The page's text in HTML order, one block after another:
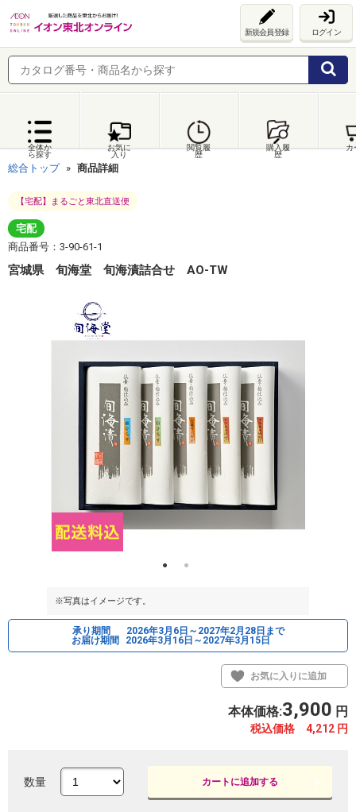
新規会員登録 ログイン
全体か
ら探す
お気に
入り
閲覧履
歴
購入履
歴
カ
総合トップ 商品詳細
【宅配】まるごと東北直送便
宅配
商品番号：3-90-61-1
宮城県 旬海堂 旬海漬詰合せ AO-TW
※写真はイメージです。
承り期間
2026年3月6日～2027年2月28日まで
お届け期間
2026年3月16日～2027年3月15日
お気に入りに追加
本体価格:3,900 円
税込価格 4,212 円
数量 カートに追加する